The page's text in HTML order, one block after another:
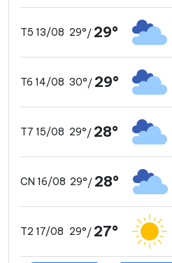
T5 13/08 29°/ 29°
T6 14/08 30°/ 29°
T7 15/08 29°/ 28°
CN 16/08 29°/ 28°
T2 17/08 29°/ 27°